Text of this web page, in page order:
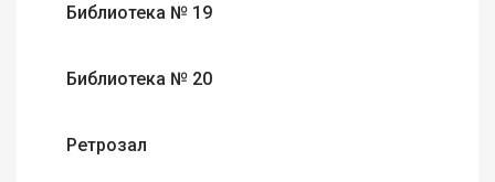
Библиотека № 19
Библиотека № 20
Ретрозал